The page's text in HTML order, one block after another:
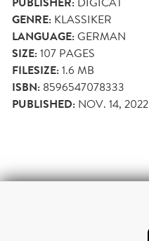
GENRE: KLASSIKER
LANGUAGE:GERMAN
SIZE:107 PAGES
FILESIZE:1.6 MB
ISBN: 8596547078333
PUBLISHED: NOV. 14, 2022